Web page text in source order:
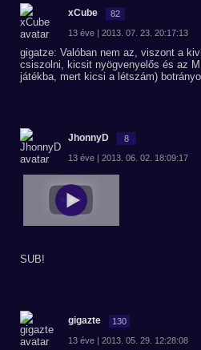
xCube 82
13 éve | 2013. 07. 23. 20:17:13
gigatze: Valóban nem az, viszont a
csiszolni, kicsit nyögvenyelős és az
játékba, mert kicsi a létszám)
JhonnyD 8
13 éve | 2013. 06. 02. 18:09:17
SUB!
gigazte 130
13 éve | 2013. 05. 29. 12:28:08